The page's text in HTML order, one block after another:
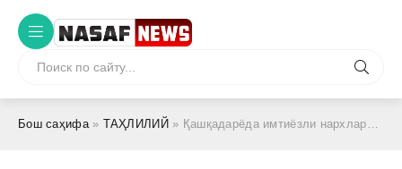
Бош саҳифа» ТАҲЛИЛИЙ » Қашқадарёда имтиёзли нархларда тарқатилиши лозим бўлган кўмирни сотаётган шахслар ушланди